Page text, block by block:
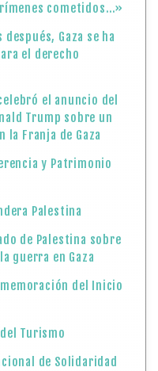
cometidos…»
Gaza se ha
el derecho
el anuncio del
Trump sobre un
la Franja de Gaza
y Patrimonio
Palestina
de Palestina sobre
guerra en Gaza
del Inicio
Turismo
de Solidaridad